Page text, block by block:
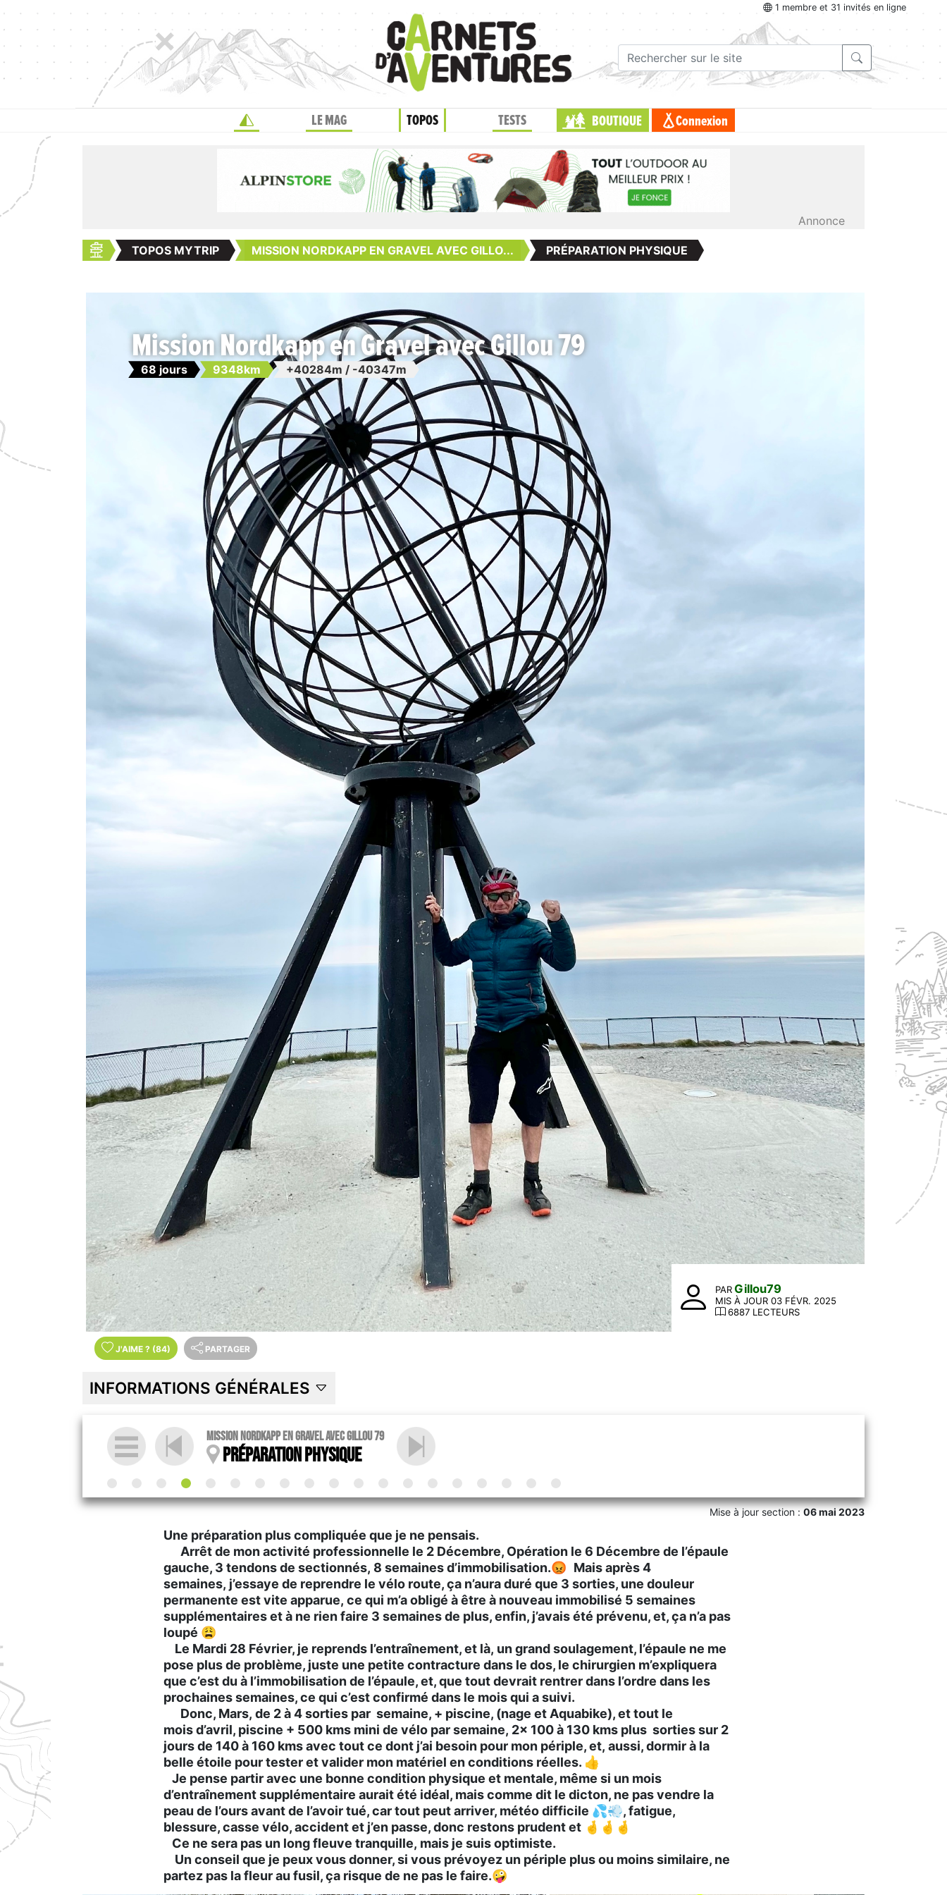
1 membre et 31 invités en ligne
LE MAG TOPOS TESTS BOUTIQUE Connexion
Annonce
TOPOS MYTRIP MISSION NORDKAPP EN GRAVEL AVEC GILLO... PRÉPARATION PHYSIQUE
Mission Nordkapp en Gravel avec Gillou 79
68 jours 9348km +40284m / -40347m
PAR Gillou79
MIS À JOUR 03 FÉVR. 2025
6887 LECTEURS
J'AIME ? (84) PARTAGER
INFORMATIONS GÉNÉRALES
Mission Nordkapp en Gravel avec Gillou 79
Préparation physique
Mise à jour section :06 mai 2023
Une préparation plus compliquée que je ne pensais.
Arrêt de mon activité professionnelle le 2 Décembre, Opération le 6 Décembre de l’épaule
gauche, 3 tendons de sectionnés, 8 semaines d’immobilisation.😡 Mais après 4
semaines, j’essaye de reprendre le vélo route, ça n’aura duré que 3 sorties, une douleur
permanente est vite apparue, ce qui m’a obligé à être à nouveau immobilisé 5 semaines
supplémentaires et à ne rien faire 3 semaines de plus, enfin, j’avais été prévenu, et, ça n’a pas
loupé 😩
Le Mardi 28 Février, je reprends l’entraînement, et là, un grand soulagement, l’épaule ne me
pose plus de problème, juste une petite contracture dans le dos, le chirurgien m’expliquera
que c’est du à l’immobilisation de l’épaule, et, que tout devrait rentrer dans l’ordre dans les
prochaines semaines, ce qui c’est confirmé dans le mois qui a suivi.
Donc, Mars, de 2 à 4 sorties par semaine, + piscine, (nage et Aquabike), et tout le
mois d’avril, piscine + 500 kms mini de vélo par semaine, 2x 100 à 130 kms plus sorties sur 2
jours de 140 à 160 kms avec tout ce dont j’ai besoin pour mon périple, et, aussi, dormir à la
belle étoile pour tester et valider mon matériel en conditions réelles. 👍
Je pense partir avec une bonne condition physique et mentale, même si un mois
d’entraînement supplémentaire aurait été idéal, mais comme dit le dicton, ne pas vendre la
peau de l’ours avant de l’avoir tué, car tout peut arriver, météo difficile 💦💨, fatigue,
blessure, casse vélo, accident et j’en passe, donc restons prudent et 🤞🤞🤞
Ce ne sera pas un long fleuve tranquille, mais je suis optimiste.
Un conseil que je peux vous donner, si vous prévoyez un périple plus ou moins similaire, ne
partez pas la fleur au fusil, ça risque de ne pas le faire.🤪